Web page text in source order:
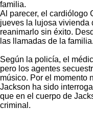
familia.
Al parecer, el cardiólogo
jueves la lujosa vivienda
reanimarlo sin éxito.
las llamadas de la familia.
Según la policía, el
pero los agentes
músico. Por el momento
Jackson ha sido
que en el cuerpo de
criminal.